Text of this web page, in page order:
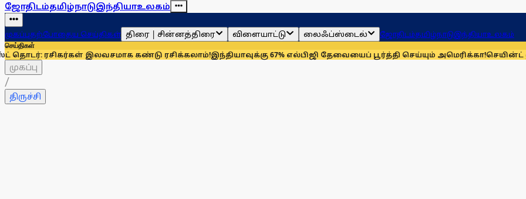
ஜோதிடம்தமிழ்நாடுஇந்தியாஉலகம்
முகப்புதற்போதைய செய்திகள் திரை | சின்னத்திரை விளையாட்டு லைஃப்ஸ்டைல் ஜோதிடம்தமிழ்நாடுஇந்தியாஉலகம்
செய்திகள்
இலவசமாக கண்டு ரசிக்கலாம்! இந்தியாவுக்கு 67% எல்பிஜி தேவையைப் பூர்த்தி செய்யும் அமெரிக்கா!செயின்ட் லூயிஸ்
முகப்பு
/
திருச்சி